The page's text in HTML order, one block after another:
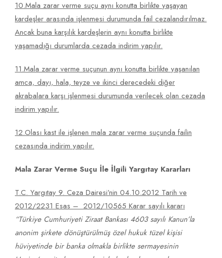
10.Mala zarar verme suçu aynı konutta birlikte yaşayan
kardeşler arasında işlenmesi durumunda fail cezalandırılmaz.
Ancak buna karşılık kardeşlerin aynı konutta birlikte
yaşamadığı durumlarda cezada indirim yapılır.
11.Mala zarar verme suçunun aynı konutta birlikte yaşanılan
amca, dayı, hala, teyze ve ikinci derecedeki diğer
akrabalara karşı işlenmesi durumunda verilecek olan cezada
indirim yapılır.
12.Olası kast ile işlenen mala zarar verme suçunda failin
cezasında indirim yapılır.
Mala Zarar Verme Suçu İle İlgili Yargıtay Kararları
T.C. Yargıtay 9. Ceza Dairesi’nin 04.10.2012 Tarih ve
2012/2231 Esas – 2012/10565 Karar sayılı kararı
“Türkiye Cumhuriyeti Ziraat Bankası 4603 sayılı Kanun’la
anonim şirkete dönüştürülmüş özel hukuk tüzel kişisi
hüviyetinde bir banka olmakla birlikte sermayesinin